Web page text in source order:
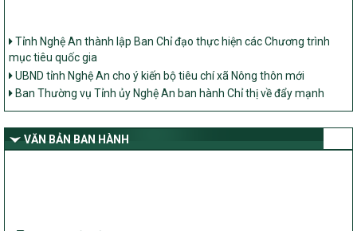
Tỉnh Nghệ An thành lập Ban Chỉ đạo thực hiện các Chương trình
mục tiêu quốc gia
UBND tỉnh Nghệ An cho ý kiến bộ tiêu chí xã Nông thôn mới
Ban Thường vụ Tỉnh ủy Nghệ An ban hành Chỉ thị về đẩy mạnh
thực hiện Chương trình mục tiêu quốc gia xây dựng nông thôn mới,
dân tộc thiểu số và miền núi giai đoạn 2026 – 2030 trên địa bàn tỉnh
Nghệ An
VĂN BẢN BAN HÀNH